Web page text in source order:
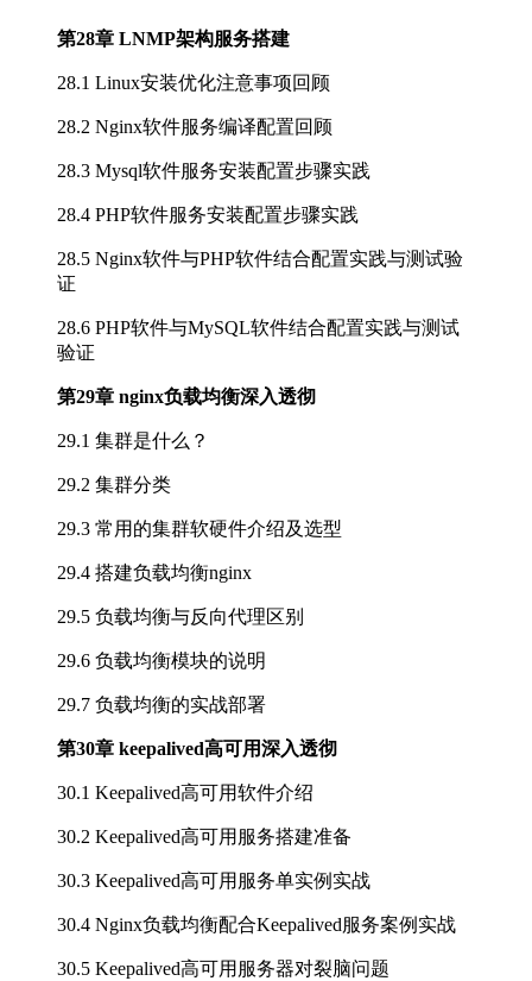
第28章 LNMP架构服务搭建
28.1 Linux安装优化注意事项回顾
28.2 Nginx软件服务编译配置回顾
28.3 Mysql软件服务安装配置步骤实践
28.4 PHP软件服务安装配置步骤实践
28.5 Nginx软件与PHP软件结合配置实践与测试验
证
28.6 PHP软件与MySQL软件结合配置实践与测试
验证
第29章 nginx负载均衡深入透彻
29.1 集群是什么？
29.2 集群分类
29.3 常用的集群软硬件介绍及选型
29.4 搭建负载均衡nginx
29.5 负载均衡与反向代理区别
29.6 负载均衡模块的说明
29.7 负载均衡的实战部署
第30章 keepalived高可用深入透彻
30.1 Keepalived高可用软件介绍
30.2 Keepalived高可用服务搭建准备
30.3 Keepalived高可用服务单实例实战
30.4 Nginx负载均衡配合Keepalived服务案例实战
30.5 Keepalived高可用服务器对裂脑问题